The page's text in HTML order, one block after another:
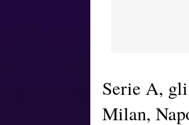
Serie A,
Milan,